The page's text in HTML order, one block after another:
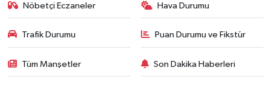
Nöbetçi Eczaneler Hava Durumu
Trafik Durumu Puan Durumu ve Fikstür
Tüm Manşetler Son Dakika Haberleri